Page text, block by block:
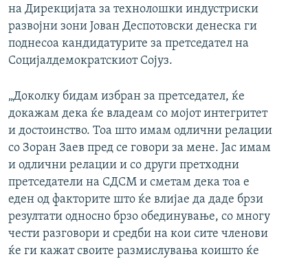
на Дирекцијата за технолошки индустриски
развојни зони Јован Деспотовски денеска ги
поднесоа кандидатурите за претседател на
Социјалдемократскиот Сојуз.
„Доколку бидам избран за претседател, ќе
докажам дека ќе владеам со мојот интегритет
и достоинство. Тоа што имам одлични релации
со Зоран Заев пред се говори за мене. Јас имам
и одлични релации и со други претходни
претседатели на СДСМ и сметам дека тоа е
еден од факторите што ќе влијае да даде брзи
резултати односно брзо обединување, со многу
чести разговори и средби на кои сите членови
ќе ги кажат своите размислувања коишто ќе